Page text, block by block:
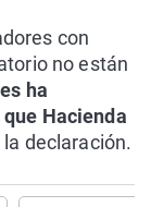
con
no están
ha
Hacienda
declaración.